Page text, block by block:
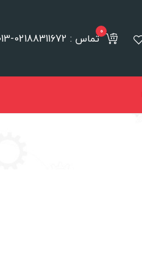
تماس : 02188311672-021884910130